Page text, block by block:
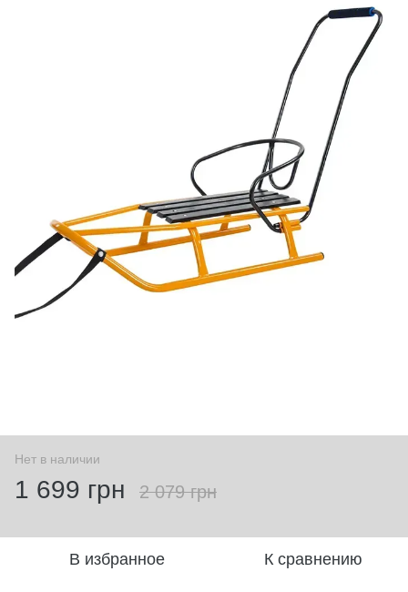
Нет в наличии
1 699 грн 2 079 грн
В избранное К сравнению